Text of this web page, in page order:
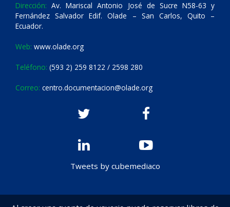
Dirección: Av. Mariscal Antonio José de Sucre N58-63 y
Fernández Salvador Edif. Olade – San Carlos, Quito –
Ecuador.
Web: www.olade.org
Teléfono: (593 2) 259 8122 / 2598 280
Correo: centro.documentacion@olade.org
Tweets by cubemediaco